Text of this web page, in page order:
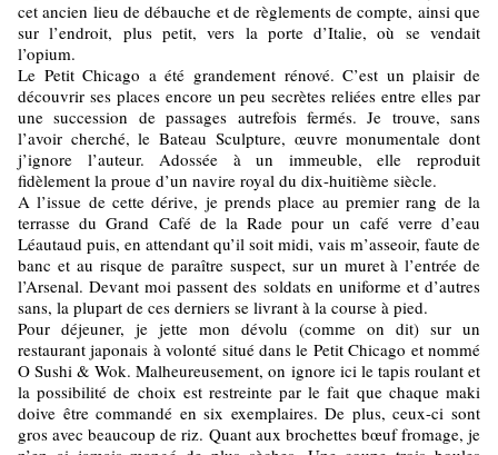
cet ancien lieu de débauche et de règlements de compte, ainsi que
sur l’endroit, plus petit, vers la porte d’Italie, où se vendait
l’opium.
Le Petit Chicago a été grandement rénové. C’est un plaisir de
découvrir ses places encore un peu secrètes reliées entre elles par
une succession de passages autrefois fermés. Je trouve, sans
l’avoir cherché, le Bateau Sculpture, œuvre monumentale dont
j’ignore l’auteur. Adossée à un immeuble, elle reproduit
fidèlement la proue d’un navire royal du dix-huitième siècle.
A l’issue de cette dérive, je prends place au premier rang de la
terrasse du Grand Café de la Rade pour un café verre d’eau
Léautaud puis, en attendant qu’il soit midi, vais m’asseoir, faute de
banc et au risque de paraître suspect, sur un muret à l’entrée de
l’Arsenal. Devant moi passent des soldats en uniforme et d’autres
sans, la plupart de ces derniers se livrant à la course à pied.
Pour déjeuner, je jette mon dévolu (comme on dit) sur un
restaurant japonais à volonté situé dans le Petit Chicago et nommé
O Sushi & Wok. Malheureusement, on ignore ici le tapis roulant et
la possibilité de choix est restreinte par le fait que chaque maki
doive être commandé en six exemplaires. De plus, ceux-ci sont
gros avec beaucoup de riz. Quant aux brochettes bœuf fromage, je